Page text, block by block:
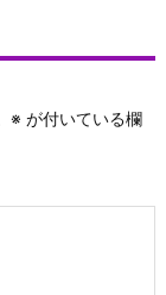
※ が付いている欄